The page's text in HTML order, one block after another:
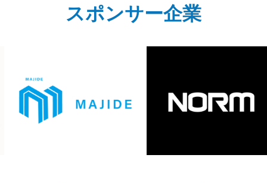
スポンサー企業